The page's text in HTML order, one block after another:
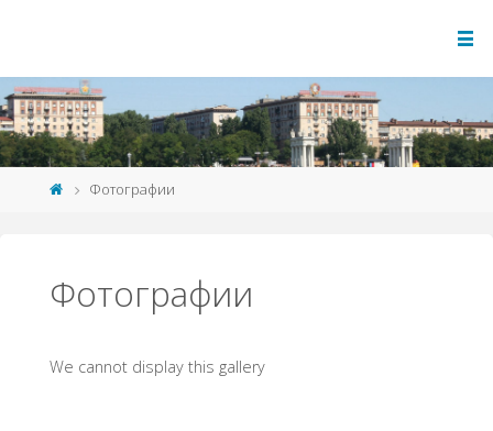
Фотографии
Фотографии
We cannot display this gallery